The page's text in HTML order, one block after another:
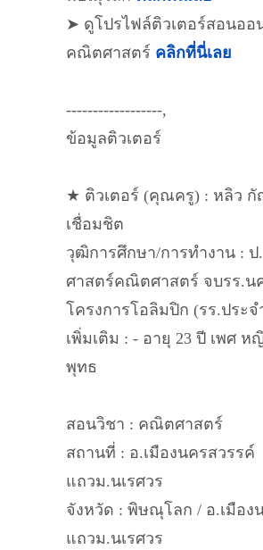
➤ ดูโปรไฟล์ติวเตอร์สอนออ
คณิตศาสตร์ คลิกที่นี่เลย
------------------,
ข้อมูลติวเตอร์
★ ติวเตอร์ (คุณครู) : หลิว
เชื่อมชิต
วุฒิการศึกษา/การทำงาน : ป
ศาสตร์คณิตศาสตร์ จบรร.น
โครงการโอลิมปิก (รร.ประ
เพิ่มเติม : - อายุ 23 ปี เพศ ห
พุทธ
สอนวิชา : คณิตศาสตร์
สถานที่ : อ.เมืองนครสวรรค์
แถวม.นเรศวร
จังหวัด : พิษณุโลก / อ.เมือง
แถวม.นเรศวร